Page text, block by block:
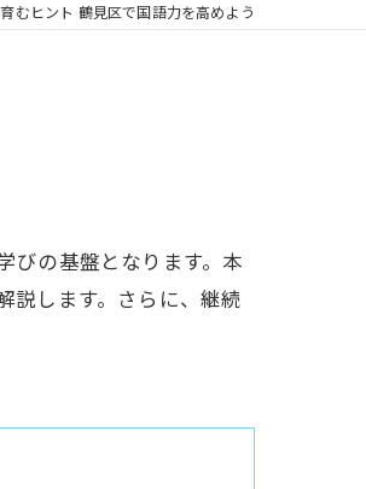
むヒント 鶴見区で国語力を高めよう
びの基盤となります。本
説します。さらに、継続